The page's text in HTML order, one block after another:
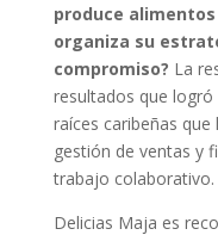
produce
organiza su
compromiso? La
resultados que logró
raíces caribeñas
gestión de ventas y
trabajo colaborativo.
Delicias Maja es